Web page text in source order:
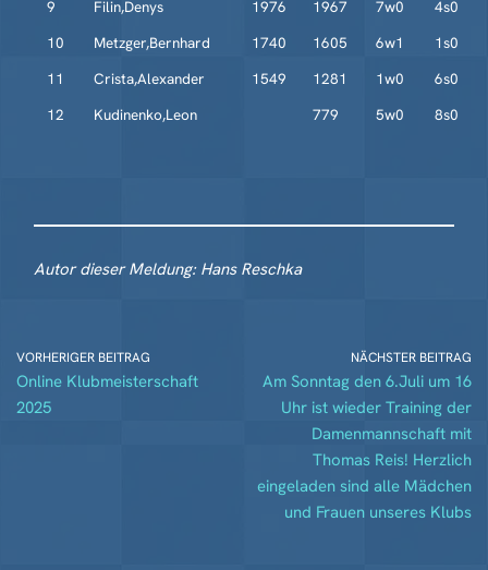
9
Filin,Denys 1976 1967 7w0
4s0
10
Metzger,Bernhard 1740 1605 6w1
1s0
11
Crista,Alexander 1549 1281 1w0
6s0
12
Kudinenko,Leon 779 5w0 8s0
Autor dieser Meldung: Hans Reschka
VORHERIGER BEITRAG
Online Klubmeisterschaft
2025
NÄCHSTER BEITRAG
Am Sonntag den 6.Juli um 16
Uhr ist wieder Training der
Damenmannschaft mit
Thomas Reis! Herzlich
eingeladen sind alle Mädchen
und Frauen unseres Klubs